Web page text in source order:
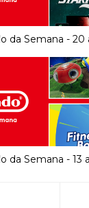
da Semana - 20
da Semana - 13